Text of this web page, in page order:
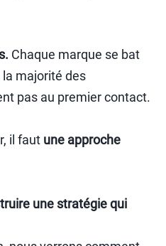
Chaque marque se bat
la majorité des
pas au premier contact.
il faut une approche
une stratégie qui